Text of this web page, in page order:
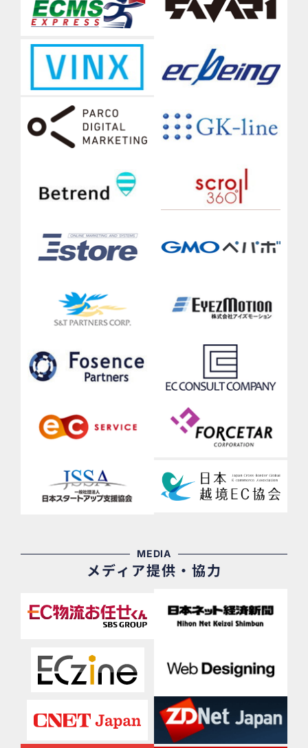
MEDIA
メディア提供・協力